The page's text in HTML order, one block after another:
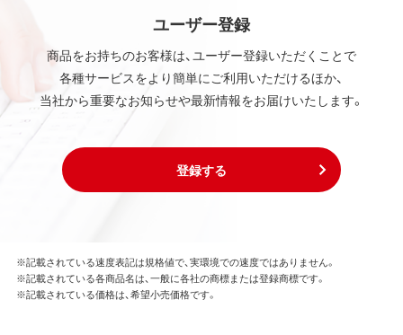
ユーザー登録
商品をお持ちのお客様は、ユーザー登録いただくことで
各種サービスをより簡単にご利用いただけるほか、
当社から重要なお知らせや最新情報をお届けいたします。
登録する
※記載されている速度表記は規格値で、実環境での速度ではありません。
※記載されている各商品名は、一般に各社の商標または登録商標です。
※記載されている価格は、希望小売価格です。